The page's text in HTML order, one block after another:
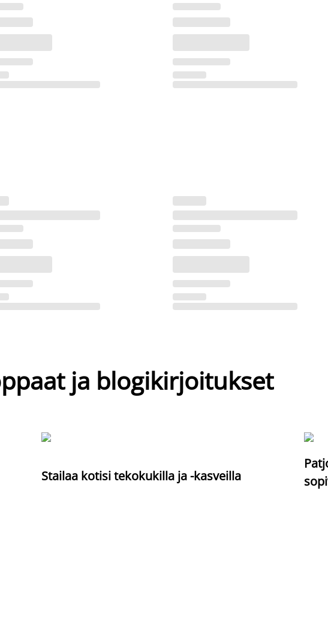
ja blogikirjoitukset
Stailaa kotisi tekokukilla ja -kasveilla